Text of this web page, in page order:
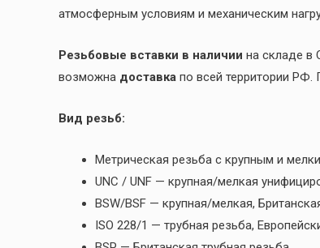
атмосферным условиям и механическим
Резьбовые вставки в наличии на складе в
возможна доставка по всей территории РФ.
Вид резьб:
Метрическая резьба с крупным и
UNC / UNF — крупная/мелкая
BSW/BSF — крупная/мелкая,
ISO 228/1 — трубная резьба,